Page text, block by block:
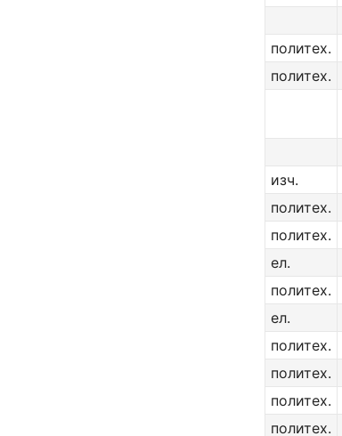
политех.
политех.
изч.
политех.
политех.
ел.
политех.
ел.
политех.
политех.
политех.
политех.